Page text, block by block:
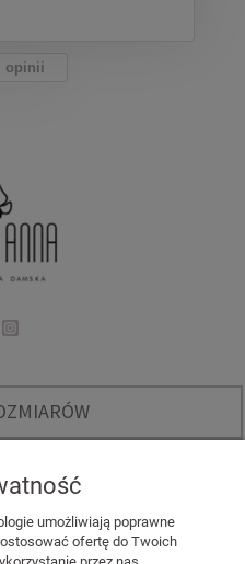
opinii
RABATOWE
umożliwiają poprawne
ofertę do Twoich